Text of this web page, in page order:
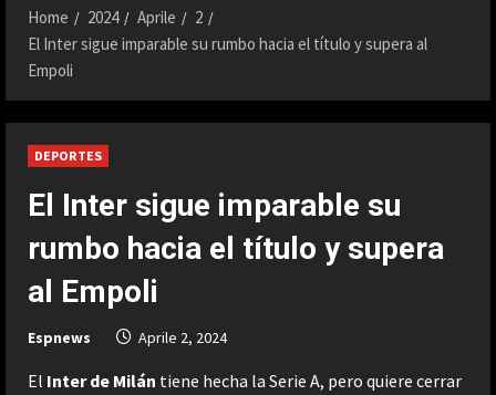
Home 2024 Aprile
2
El Inter sigue imparable su rumbo hacia el título y supera al
Empoli
DEPORTES
El Inter sigue imparable su
rumbo hacia el título y supera
al Empoli
Espnews Aprile 2, 2024
El Inter de Milán tiene hecha la Serie A, pero quiere cerrar